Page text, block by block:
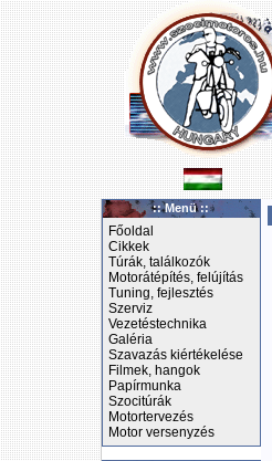
:: Menü ::
Főoldal
Cikkek
Túrák, találkozók
Motorátépítés, felújítás
Tuning, fejlesztés
Szerviz
Vezetéstechnika
Galéria
Szavazás kiértékelése
Filmek, hangok
Papírmunka
Szocitúrák
Motortervezés
Motor versenyzés